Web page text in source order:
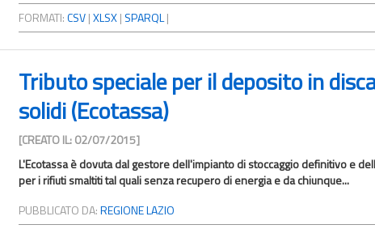
FORMATI:CSV |XLSX | SPARQL |
Tributo speciale per il deposito in
solidi (Ecotassa)
[CREATO IL: 02/07/2015]
L'Ecotassa è dovuta dal gestore dell'impianto di stoccaggio definitivo e
per i rifiuti smaltiti tal quali senza recupero di energia e da chiunque...
PUBBLICATO DA:REGIONE LAZIO